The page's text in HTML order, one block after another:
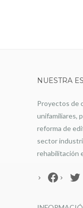
NUESTRA
Proyectos de
unifamiliares,
reforma de
sector
rehabilitación
Facebook